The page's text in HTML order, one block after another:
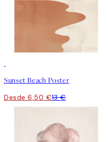
Sunset Beach Poster
Desde 6,50 €13 €